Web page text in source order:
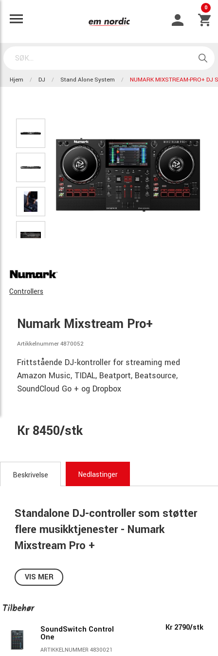
0
Hjem DJ Stand Alone System NUMARK MIXSTREAM-PRO+ DJ
Controllers
Numark Mixstream Pro+
Artikkelnummer 4870052
Frittstående DJ-kontroller for streaming med
Amazon Music, TIDAL, Beatport, Beatsource,
SoundCloud Go + og Dropbox
Kr 8450/stk
Beskrivelse Nedlastinger
Standalone DJ-controller som støtter
flere musikktjenester - Numark
Mixstream Pro +
Amazon Music Unlimited, Tidal, Beatport, Beatsource,
SoundCloud Go+, Dropbox og Serato DJ.
er også inkludert, noe som gjør dette til den mest allsidige
og verdifulle frittstående DJ-kontrolleren på markedet.
Millioner av sanger klare til å spilles
VIS MER
Tilbehør
SoundSwitch Control
One
ARTIKKELNUMMER 4830021
Kr 2790/stk